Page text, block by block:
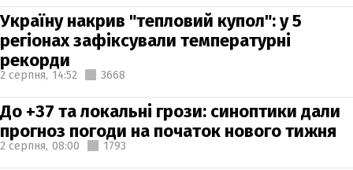
Україну накрив "тепловий купол": у 5
регіонах зафіксували температурні
рекорди
2 серпня, 14:52 3668
До +37 та локальні грози: синоптики дали
прогноз погоди на початок нового тижня
2 серпня, 08:00 1793